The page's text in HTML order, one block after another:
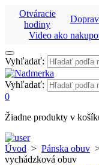
Otváracie
hodiny
Video ako
Vyhľadať:
Vyhľadať:
0
Žiadne produkty v
Úvod > Pánska obuv
vychádzková obuv